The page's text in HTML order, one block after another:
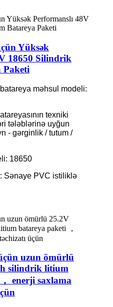
Yüksək
18650 Silindrik
Paketi
məhsul modeli:
texniki
tələblərinə uyğun
- gərginlik / tutum /
18650
Sənaye PVC istiliklə
uzun ömürlü
silindrik litium
enerji saxlama